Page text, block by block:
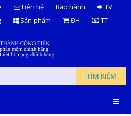
Liên hệ Bảo hành
TV
Sản phẩm ĐH TT
TÌM KIẾM